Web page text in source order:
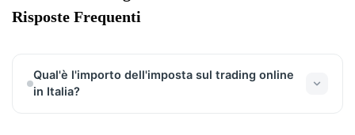
Risposte Frequenti
Qual'è l'importo dell'imposta sul trading online
in Italia?